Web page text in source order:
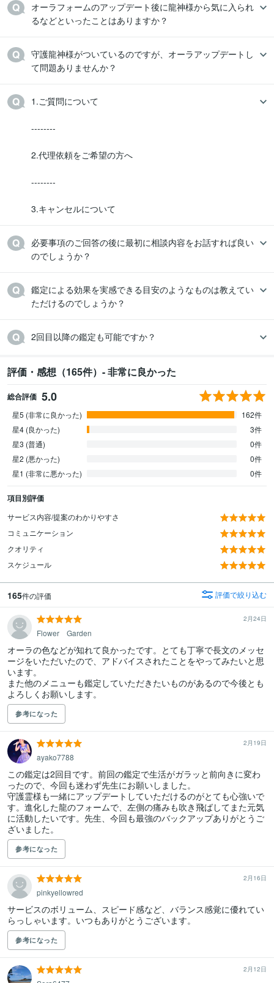
オーラフォームのアップデート後に龍神様から気に入られ
るなどといったことはありますか？
守護龍神様がついているのですが、オーラアップデートし
て問題ありませんか？
1.ご質問について
--------
2.代理依頼をご希望の方へ
--------
3.キャンセルについて
必要事項のご回答の後に最初に相談内容をお話すれば良い
のでしょうか？
鑑定による効果を実感できる目安のようなものは教えてい
ただけるのでしょうか？
2回目以降の鑑定も可能ですか？
評価・感想（165件）- 非常に良かった
総合評価 5.0
星5 (非常に良かった)
162件
星4 (良かった)
3件
星3 (普通)
0件
星2 (悪かった)
0件
星1 (非常に悪かった)
0件
項目別評価
サービス内容/提案のわかりやすさ
コミュニケーション
クオリティ
スケジュール
165件の評価 評価で絞り込む
2月24日
Flower Garden
オーラの色などが知れて良かったです。とても丁寧で長文のメッセ
ージをいただいたので、アドバイスされたことをやってみたいと思
います。
また他のメニューも鑑定していただきたいものがあるので今後とも
よろしくお願いします。
参考になった
2月19日
ayako7788
この鑑定は2回目です。前回の鑑定で生活がガラッと前向きに変わ
ったので、今回も迷わず先生にお願いしました。
守護霊様も一緒にアップデートしていただけるのがとても心強いで
す。進化した龍のフォームで、左側の痛みも吹き飛ばしてまた元気
に活動したいです。先生、今回も最強のバックアップありがとうご
ざいました。
参考になった
2月16日
pinkyellowred
サービスのボリューム、スピード感など、バランス感覚に優れてい
らっしゃいます。いつもありがとうございます。
参考になった
2月12日